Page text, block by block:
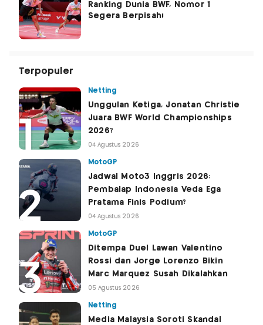
Ranking Dunia BWF, Nomor 1
Segera Berpisah!
Terpopuler
Netting
Unggulan Ketiga, Jonatan Christie
Juara BWF World Championships
2026?
04 Agustus 2026
MotoGP
Jadwal Moto3 Inggris 2026:
Pembalap Indonesia Veda Ega
Pratama Finis Podium?
04 Agustus 2026
MotoGP
Ditempa Duel Lawan Valentino
Rossi dan Jorge Lorenzo Bikin
Marc Marquez Susah Dikalahkan
05 Agustus 2026
Netting
Media Malaysia Soroti Skandal